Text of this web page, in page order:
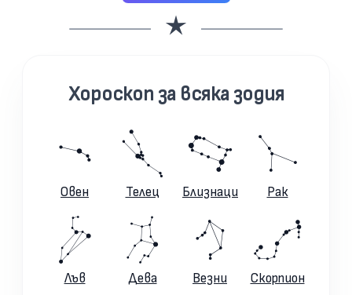
Хороскоп за всяка зодия
Овен Телец Близнаци Рак
Лъв Дева Везни Скорпион